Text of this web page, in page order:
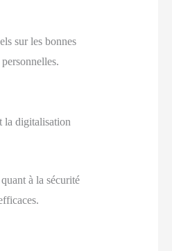
sur les bonnes
la digitalisation
à la sécurité